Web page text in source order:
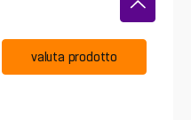
valuta prodotto